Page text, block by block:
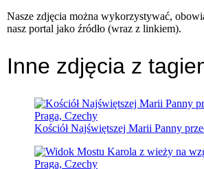
Nasze zdjęcia można wykorzystywać,
nasz portal jako źródło (wraz z linkiem).
Inne zdjęcia z
Kościół Najświętszej Marii Panny